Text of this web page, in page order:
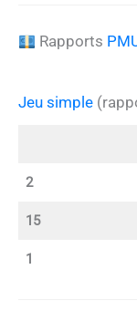
Rapports
Jeu simple
2
15
1